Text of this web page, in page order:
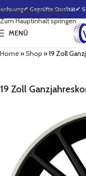
Zur Navigation springen
Zum Hauptinhalt springen
✔ Geprüfte Qualität✔
MENÜ
Home»Shop »19 Zoll
19 Zoll